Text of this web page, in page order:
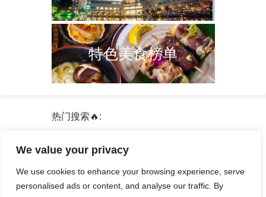
We value your privacy
We use cookies to enhance your browsing experience, serve
personalised ads or content, and analyse our traffic. By
特色美食榜单
热门搜索🔥:
泰国
中国 火车票
签证
酒店